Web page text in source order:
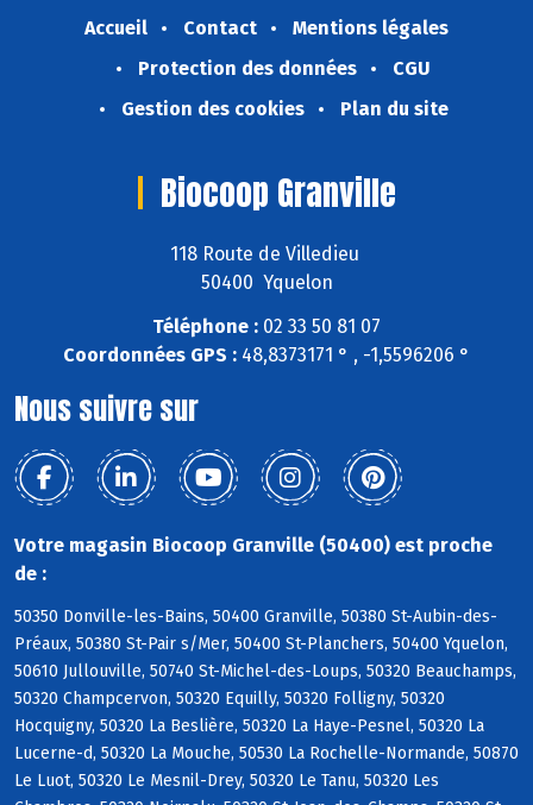
Accueil Contact
Mentions légales
Protection des données
CGU
Gestion des cookies
Plan du site
Biocoop Granville
118 Route de Villedieu
50400 Yquelon
Téléphone : 02 33 50 81 07
Coordonnées GPS : 48,8373171 ° , -1,5596206 °
Nous suivre sur
Votre magasin Biocoop Granville (50400) est proche
de :
50350 Donville-les-Bains, 50400 Granville, 50380 St-Aubin-des-
Préaux, 50380 St-Pair s/Mer, 50400 St-Planchers, 50400 Yquelon,
50610 Jullouville, 50740 St-Michel-des-Loups, 50320 Beauchamps,
50320 Champcervon, 50320 Equilly, 50320 Folligny, 50320
Hocquigny, 50320 La Beslière, 50320 La Haye-Pesnel, 50320 La
Lucerne-d, 50320 La Mouche, 50530 La Rochelle-Normande, 50870
Le Luot, 50320 Le Mesnil-Drey, 50320 Le Tanu, 50320 Les